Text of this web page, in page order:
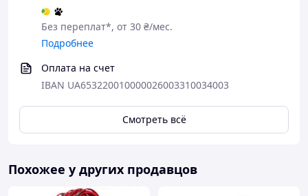
Без переплат*, от 30 ₴/мес.
Подробнее
Оплата на счет
IBAN UA653220010000026003310034003
Смотреть всё
Похожее у других продавцов